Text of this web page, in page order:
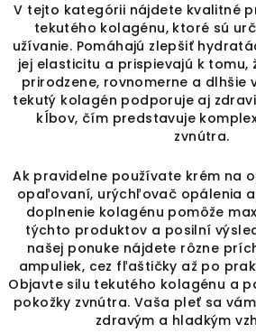
V tejto kategórii nájdete kvalitné
tekutého kolagénu, ktoré sú
užívanie. Pomáhajú zlepšiť
jej elasticitu a prispievajú k tomu,
prirodzene, rovnomerne a dlhšie
tekutý kolagén podporuje aj
kĺbov, čím predstavuje
zvnútra.
Ak pravidelne používate krém na
opaľovaní, urýchľovač opálenia
doplnenie kolagénu pomôže
týchto produktov a posilní
našej ponuke nájdete rôzne
ampuliek, cez fľaštičky až po
Objavte silu tekutého kolagénu a
pokožky zvnútra. Vaša pleť sa
zdravým a hladkým